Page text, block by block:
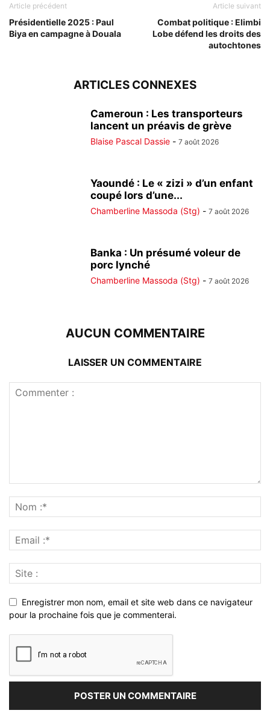
Article précédent
Présidentielle 2025 : Paul
Biya en campagne à Douala
Article suivant
Combat politique : Elimbi
Lobe défend les droits des
autochtones
ARTICLES CONNEXES
Cameroun : Les transporteurs
lancent un préavis de grève
Blaise Pascal Dassie - 7 août 2026
Yaoundé : Le « zizi » d’un enfant
coupé lors d’une...
Chamberline Massoda (Stg) - 7 août 2026
Banka : Un présumé voleur de
porc lynché
Chamberline Massoda (Stg) - 7 août 2026
AUCUN COMMENTAIRE
LAISSER UN COMMENTAIRE
Enregistrer mon nom, email et site web dans ce navigateur
pour la prochaine fois que je commenterai.